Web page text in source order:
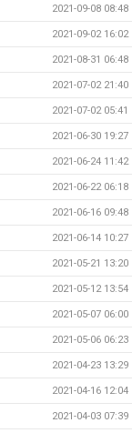
2021-09-08 08:48
2021-09-02 16:02
2021-08-31 06:48
2021-07-02 21:40
2021-07-02 05:41
2021-06-30 19:27
2021-06-24 11:42
2021-06-22 06:18
2021-06-16 09:48
2021-06-14 10:27
2021-05-21 13:20
2021-05-12 13:54
2021-05-07 06:00
2021-05-06 06:23
2021-04-23 13:29
2021-04-16 12:04
2021-04-03 07:39